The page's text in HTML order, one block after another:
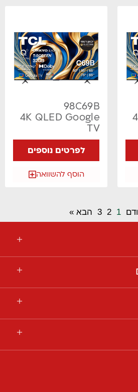
98C69B
4K QLED Google
TV
לפרטים נוספים
הוסף להשוואה
1
2
3 הבא »